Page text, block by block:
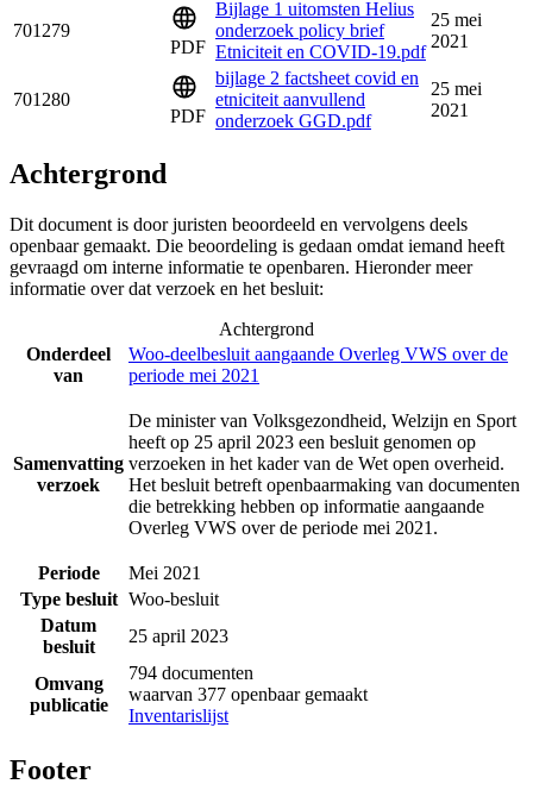
701279
PDF
Bijlage 1 uitomsten Helius
onderzoek policy brief
Etniciteit en COVID-19.pdf
25 mei
2021
701280
PDF
bijlage 2 factsheet covid en
etniciteit aanvullend
onderzoek GGD.pdf
25 mei
2021
Achtergrond
Dit document is door juristen beoordeeld en vervolgens deels
openbaar gemaakt. Die beoordeling is gedaan omdat iemand heeft
gevraagd om interne informatie te openbaren. Hieronder meer
informatie over dat verzoek en het besluit:
Achtergrond
Onderdeel
van
Woo-deelbesluit aangaande Overleg VWS over de
periode mei 2021
Samenvatting
verzoek
De minister van Volksgezondheid, Welzijn en Sport
heeft op 25 april 2023 een besluit genomen op
verzoeken in het kader van de Wet open overheid.
Het besluit betreft openbaarmaking van documenten
die betrekking hebben op informatie aangaande
Overleg VWS over de periode mei 2021.
Periode
Mei 2021
Type besluit Woo-besluit
Datum
besluit
25 april 2023
Omvang
publicatie
794 documenten
waarvan 377 openbaar gemaakt
Inventarislijst
Footer